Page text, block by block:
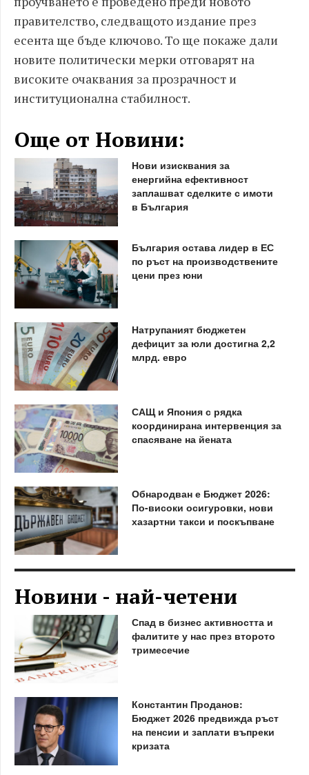
правителство, следващото издание през
есента ще бъде ключово. То ще покаже дали
новите политически мерки отговарят на
високите очаквания за прозрачност и
институционална стабилност.
Още от Новини:
Нови изисквания за
енергийна ефективност
заплашват сделките с имоти
в България
България остава лидер в ЕС
по ръст на производствените
цени през юни
Натрупаният бюджетен
дефицит за юли достигна 2,2
млрд. евро
САЩ и Япония с рядка
координирана интервенция за
спасяване на йената
Обнародван е Бюджет 2026:
По-високи осигуровки, нови
хазартни такси и поскъпване
Новини - най-четени
Спад в бизнес активността и
фалитите у нас през второто
тримесечие
Константин Проданов:
Бюджет 2026 предвижда ръст
на пенсии и заплати въпреки
кризата